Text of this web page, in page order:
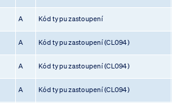
A Kód typu zastoupení
A Kód typu zastoupení (CL094)
A Kód typu zastoupení (CL094)
A Kód typu zastoupení (CL094)